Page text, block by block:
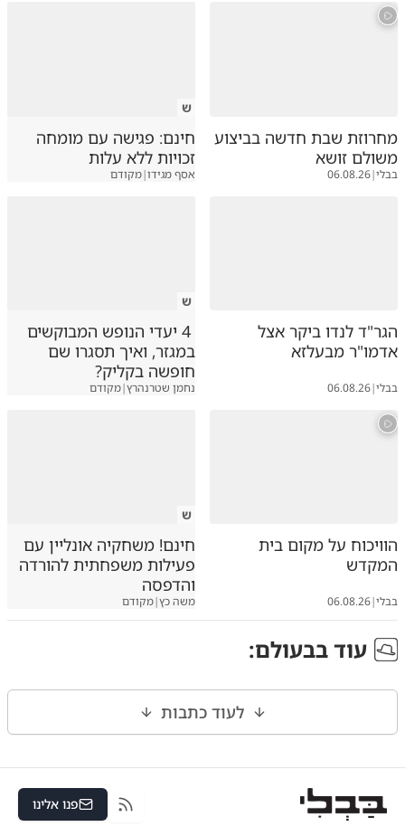
מחרוזת שבת חדשה בביצוע
משולם זושא
בבלי|
06.08.26
ש
חינם: פגישה עם מומחה
זכויות ללא עלות
אסף מגידו|מקודם
הגר"ד לנדו ביקר אצל
אדמו"ר מבעלזא
בבלי|
06.08.26
ש
4 יעדי הנופש המבוקשים
במגזר, ואיך תסגרו שם
חופשה בקליק?
נחמן שטרנהרץ|מקודם
הוויכוח על מקום בית
המקדש
בבלי|
06.08.26
ש
חינם! משחקיה אונליין עם
פעילות משפחתית להורדה
והדפסה
משה כץ|מקודם
עוד בבעולם:
לעוד כתבות
RSS פנו אלינו